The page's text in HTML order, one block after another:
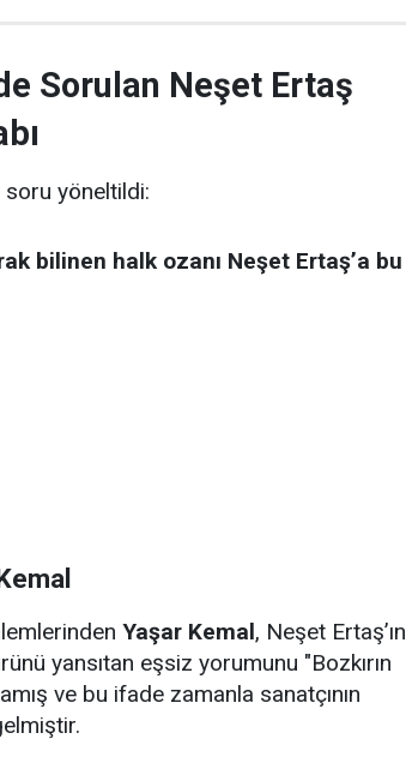
Sorulan Neşet Ertaş
soru yöneltildi:
bilinen halk ozanı Neşet Ertaş’a bu
Yaşar Kemal, Neşet Ertaş’ın
yansıtan eşsiz yorumunu "Bozkırın
ve bu ifade zamanla sanatçının